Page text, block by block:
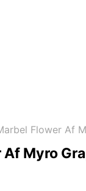
Flower Af
Myro